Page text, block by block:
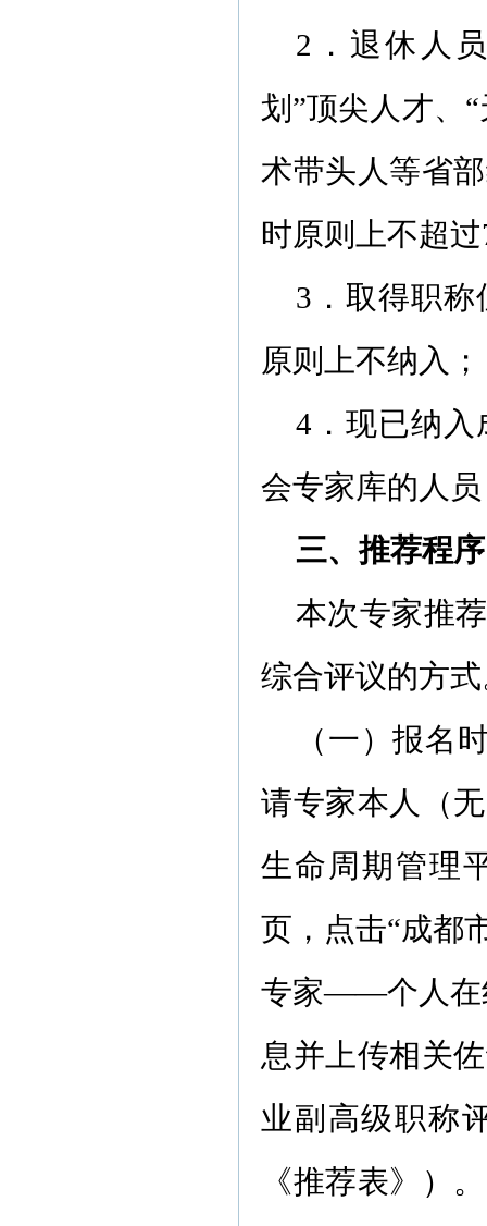
2．退休人
划”顶尖人才、
术带头人等省
时原则上不超
3．取得职
原则上不纳入；
4．现已纳
会专家库的人
三、推荐程序
本次专家推
综合评议的方
（一）报名
请专家本人（
生命周期管理
页，点击“成都
专家——个人在
息并上传相关
业副高级职称
《推荐表》）